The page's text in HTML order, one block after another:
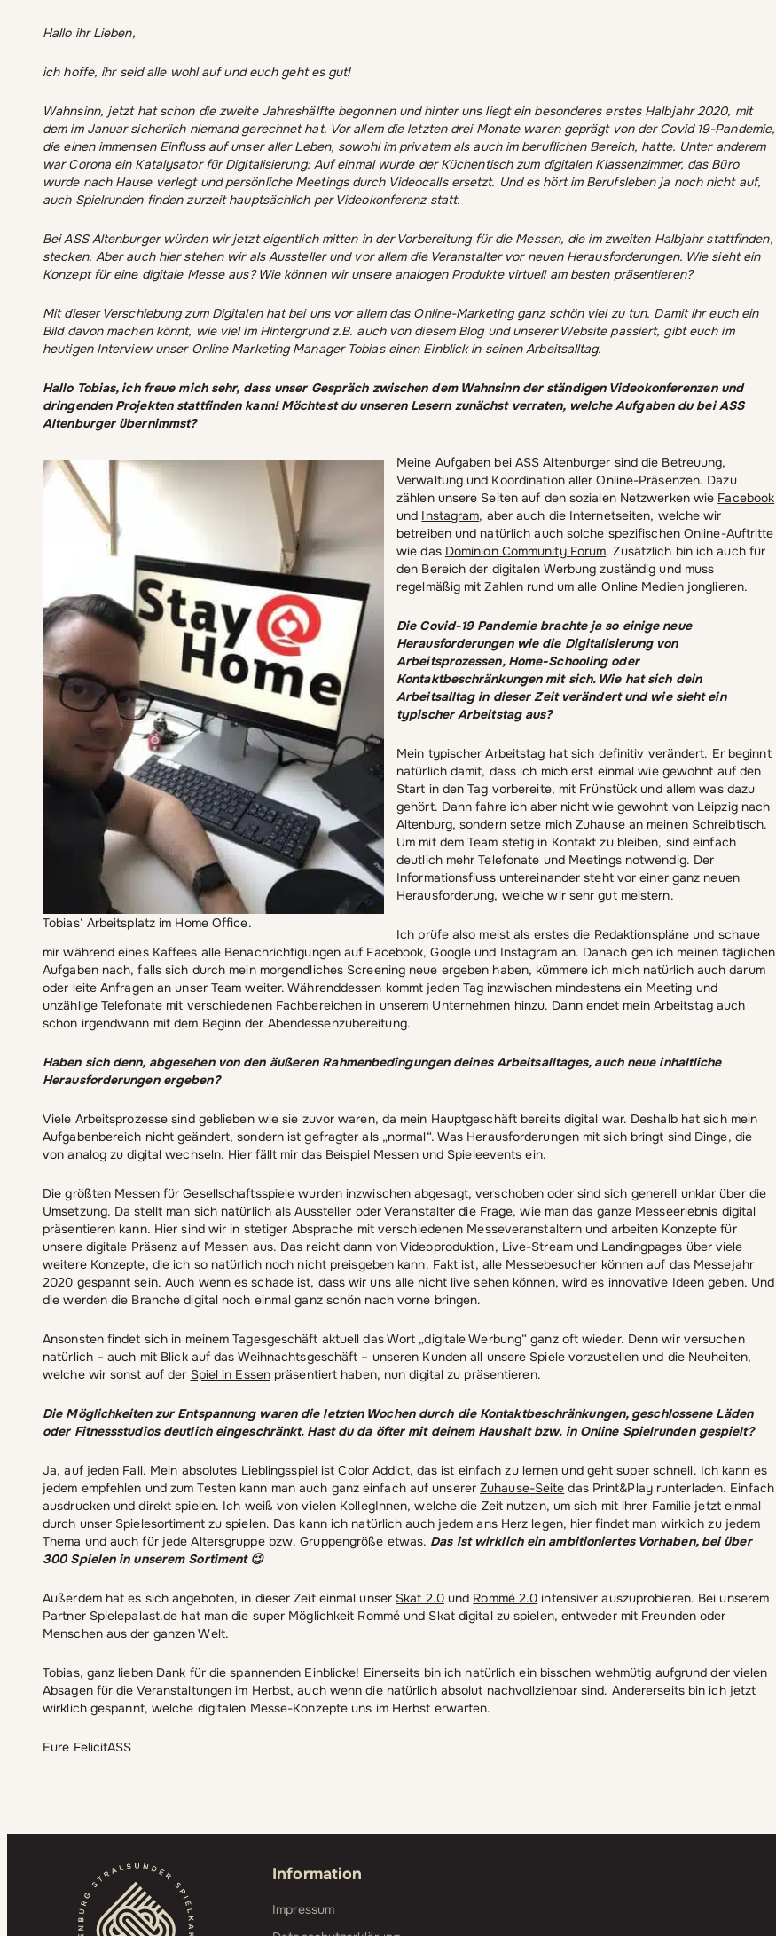
Hallo ihr Lieben,
ich hoffe, ihr seid alle wohl auf und euch geht es gut!
Wahnsinn, jetzt hat schon die zweite Jahreshälfte begonnen und hinter uns liegt ein besonderes erstes Halbjahr 2020, mit
dem im Januar sicherlich niemand gerechnet hat. Vor allem die letzten drei Monate waren geprägt von der Covid 19-Pandemie,
die einen immensen Einfluss auf unser aller Leben, sowohl im privatem als auch im beruflichen Bereich, hatte. Unter anderem
war Corona ein Katalysator für Digitalisierung: Auf einmal wurde der Küchentisch zum digitalen Klassenzimmer, das Büro
wurde nach Hause verlegt und persönliche Meetings durch Videocalls ersetzt. Und es hört im Berufsleben ja noch nicht auf,
auch Spielrunden finden zurzeit hauptsächlich per Videokonferenz statt.
Bei ASS Altenburger würden wir jetzt eigentlich mitten in der Vorbereitung für die Messen, die im zweiten Halbjahr stattfinden,
stecken. Aber auch hier stehen wir als Aussteller und vor allem die Veranstalter vor neuen Herausforderungen. Wie sieht ein
Konzept für eine digitale Messe aus? Wie können wir unsere analogen Produkte virtuell am besten präsentieren?
Mit dieser Verschiebung zum Digitalen hat bei uns vor allem das Online-Marketing ganz schön viel zu tun. Damit ihr euch ein
Bild davon machen könnt, wie viel im Hintergrund z.B. auch von diesem Blog und unserer Website passiert, gibt euch im
heutigen Interview unser Online Marketing Manager Tobias einen Einblick in seinen Arbeitsalltag.
Hallo Tobias, ich freue mich sehr, dass unser Gespräch zwischen dem Wahnsinn der ständigen Videokonferenzen und
dringenden Projekten stattfinden kann! Möchtest du unseren Lesern zunächst verraten, welche Aufgaben du bei ASS
Altenburger übernimmst?
Tobias‘ Arbeitsplatz im Home Office.
Meine Aufgaben bei ASS Altenburger sind die Betreuung,
Verwaltung und Koordination aller Online-Präsenzen. Dazu
zählen unsere Seiten auf den sozialen Netzwerken wie Facebook
und Instagram, aber auch die Internetseiten, welche wir
betreiben und natürlich auch solche spezifischen Online-Auftritte
wie das Dominion Community Forum. Zusätzlich bin ich auch für
den Bereich der digitalen Werbung zuständig und muss
regelmäßig mit Zahlen rund um alle Online Medien jonglieren.
Die Covid-19 Pandemie brachte ja so einige neue
Herausforderungen wie die Digitalisierung von
Arbeitsprozessen, Home-Schooling oder
Kontaktbeschränkungen mit sich. Wie hat sich dein
Arbeitsalltag in dieser Zeit verändert und wie sieht ein
typischer Arbeitstag aus?
Mein typischer Arbeitstag hat sich definitiv verändert. Er beginnt
natürlich damit, dass ich mich erst einmal wie gewohnt auf den
Start in den Tag vorbereite, mit Frühstück und allem was dazu
gehört. Dann fahre ich aber nicht wie gewohnt von Leipzig nach
Altenburg, sondern setze mich Zuhause an meinen Schreibtisch.
Um mit dem Team stetig in Kontakt zu bleiben, sind einfach
deutlich mehr Telefonate und Meetings notwendig. Der
Informationsfluss untereinander steht vor einer ganz neuen
Herausforderung, welche wir sehr gut meistern.
Ich prüfe also meist als erstes die Redaktionspläne und schaue
mir während eines Kaffees alle Benachrichtigungen auf Facebook, Google und Instagram an. Danach geh ich meinen täglichen
Aufgaben nach, falls sich durch mein morgendliches Screening neue ergeben haben, kümmere ich mich natürlich auch darum
oder leite Anfragen an unser Team weiter. Währenddessen kommt jeden Tag inzwischen mindestens ein Meeting und
unzählige Telefonate mit verschiedenen Fachbereichen in unserem Unternehmen hinzu. Dann endet mein Arbeitstag auch
schon irgendwann mit dem Beginn der Abendessenzubereitung.
Haben sich denn, abgesehen von den äußeren Rahmenbedingungen deines Arbeitsalltages, auch neue inhaltliche
Herausforderungen ergeben?
Viele Arbeitsprozesse sind geblieben wie sie zuvor waren, da mein Hauptgeschäft bereits digital war. Deshalb hat sich mein
Aufgabenbereich nicht geändert, sondern ist gefragter als „normal“. Was Herausforderungen mit sich bringt sind Dinge, die
von analog zu digital wechseln. Hier fällt mir das Beispiel Messen und Spieleevents ein.
Die größten Messen für Gesellschaftsspiele wurden inzwischen abgesagt, verschoben oder sind sich generell unklar über die
Umsetzung. Da stellt man sich natürlich als Aussteller oder Veranstalter die Frage, wie man das ganze Messeerlebnis digital
präsentieren kann. Hier sind wir in stetiger Absprache mit verschiedenen Messeveranstaltern und arbeiten Konzepte für
unsere digitale Präsenz auf Messen aus. Das reicht dann von Videoproduktion, Live-Stream und Landingpages über viele
weitere Konzepte, die ich so natürlich noch nicht preisgeben kann. Fakt ist, alle Messebesucher können auf das Messejahr
2020 gespannt sein. Auch wenn es schade ist, dass wir uns alle nicht live sehen können, wird es innovative Ideen geben. Und
die werden die Branche digital noch einmal ganz schön nach vorne bringen.
Ansonsten findet sich in meinem Tagesgeschäft aktuell das Wort „digitale Werbung“ ganz oft wieder. Denn wir versuchen
natürlich – auch mit Blick auf das Weihnachtsgeschäft – unseren Kunden all unsere Spiele vorzustellen und die Neuheiten,
welche wir sonst auf der Spiel in Essenpräsentiert haben, nun digital zu präsentieren.
Die Möglichkeiten zur Entspannung waren die letzten Wochen durch die Kontaktbeschränkungen, geschlossene Läden
oder Fitnessstudios deutlich eingeschränkt. Hast du da öfter mit deinem Haushalt bzw. in Online Spielrunden gespielt?
Ja, auf jeden Fall. Mein absolutes Lieblingsspiel ist Color Addict, das ist einfach zu lernen und geht super schnell. Ich kann es
jedem empfehlen und zum Testen kann man auch ganz einfach auf unsererZuhause-Seite das Print&Play runterladen. Einfach
ausdrucken und direkt spielen. Ich weiß von vielen KollegInnen, welche die Zeit nutzen, um sich mit ihrer Familie jetzt einmal
durch unser Spielesortiment zu spielen. Das kann ich natürlich auch jedem ans Herz legen, hier findet man wirklich zu jedem
Thema und auch für jede Altersgruppe bzw. Gruppengröße etwas. Das ist wirklich ein ambitioniertes Vorhaben, bei über
300 Spielen in unserem Sortiment 😉
Außerdem hat es sich angeboten, in dieser Zeit einmal unser Skat 2.0und Rommé 2.0 intensiver auszuprobieren. Bei unserem
Partner Spielepalast.de hat man die super Möglichkeit Rommé und Skat digital zu spielen, entweder mit Freunden oder
Menschen aus der ganzen Welt.
Tobias, ganz lieben Dank für die spannenden Einblicke! Einerseits bin ich natürlich ein bisschen wehmütig aufgrund der vielen
Absagen für die Veranstaltungen im Herbst, auch wenn die natürlich absolut nachvollziehbar sind. Andererseits bin ich jetzt
wirklich gespannt, welche digitalen Messe-Konzepte uns im Herbst erwarten.
Eure FelicitASS
Information
Impressum